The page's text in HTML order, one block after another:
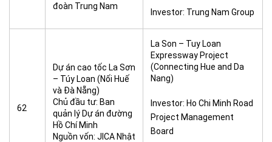
đoàn Trung Nam
Investor: Trung Nam Group
62
Dự án cao tốc La Sơn
– Túy Loan (Nối Huế
và Đà Nẵng)
Chủ đầu tư: Ban
quản lý Dự án đường
Hồ Chí Minh
Nguồn vốn: JICA Nhật
La Son – Tuy Loan
Expressway Project
(Connecting Hue and Da
Nang)
Investor: Ho Chi Minh Road
Project Management
Board